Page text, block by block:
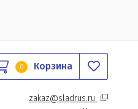
0 Корзина
zakaz@sladrus.ru